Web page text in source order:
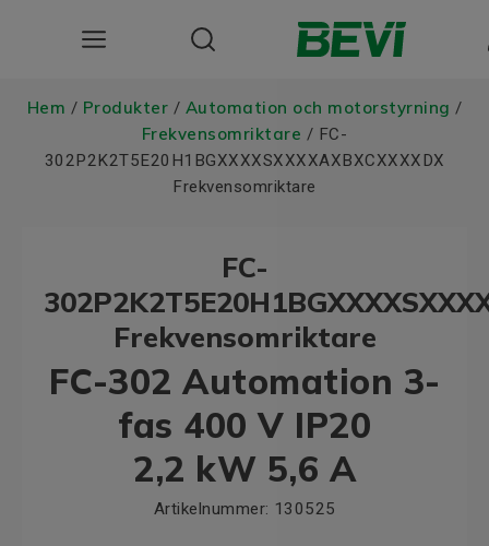
Produkter
Användningsområden
Om oss
Registrera dig Här
Choose language
Hem / Produkter / Automation och motorstyrning /
Frekvensomriktare / FC-
302P2K2T5E20H1BGXXXXSXXXXAXBXCXXXXDX
Frekvensomriktare
FC-
Frekvensomriktare
FC-302 Automation 3-
fas 400 V IP20
2,2 kW 5,6 A
Artikelnummer: 130525